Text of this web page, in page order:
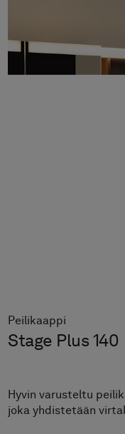
Peilikaappi
Stage Plus 140
Hyvin varusteltu
joka yhdistetään